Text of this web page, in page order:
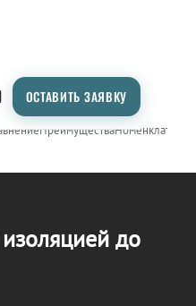
ОСТАВИТЬ ЗАЯВКУ
ПреимуществаНоменклатура
до